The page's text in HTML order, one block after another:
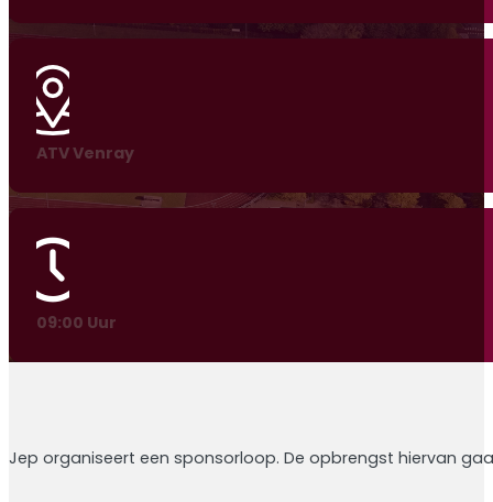
ATV Venray
09:00 Uur
Jep organiseert een sponsorloop. De opbrengst hiervan